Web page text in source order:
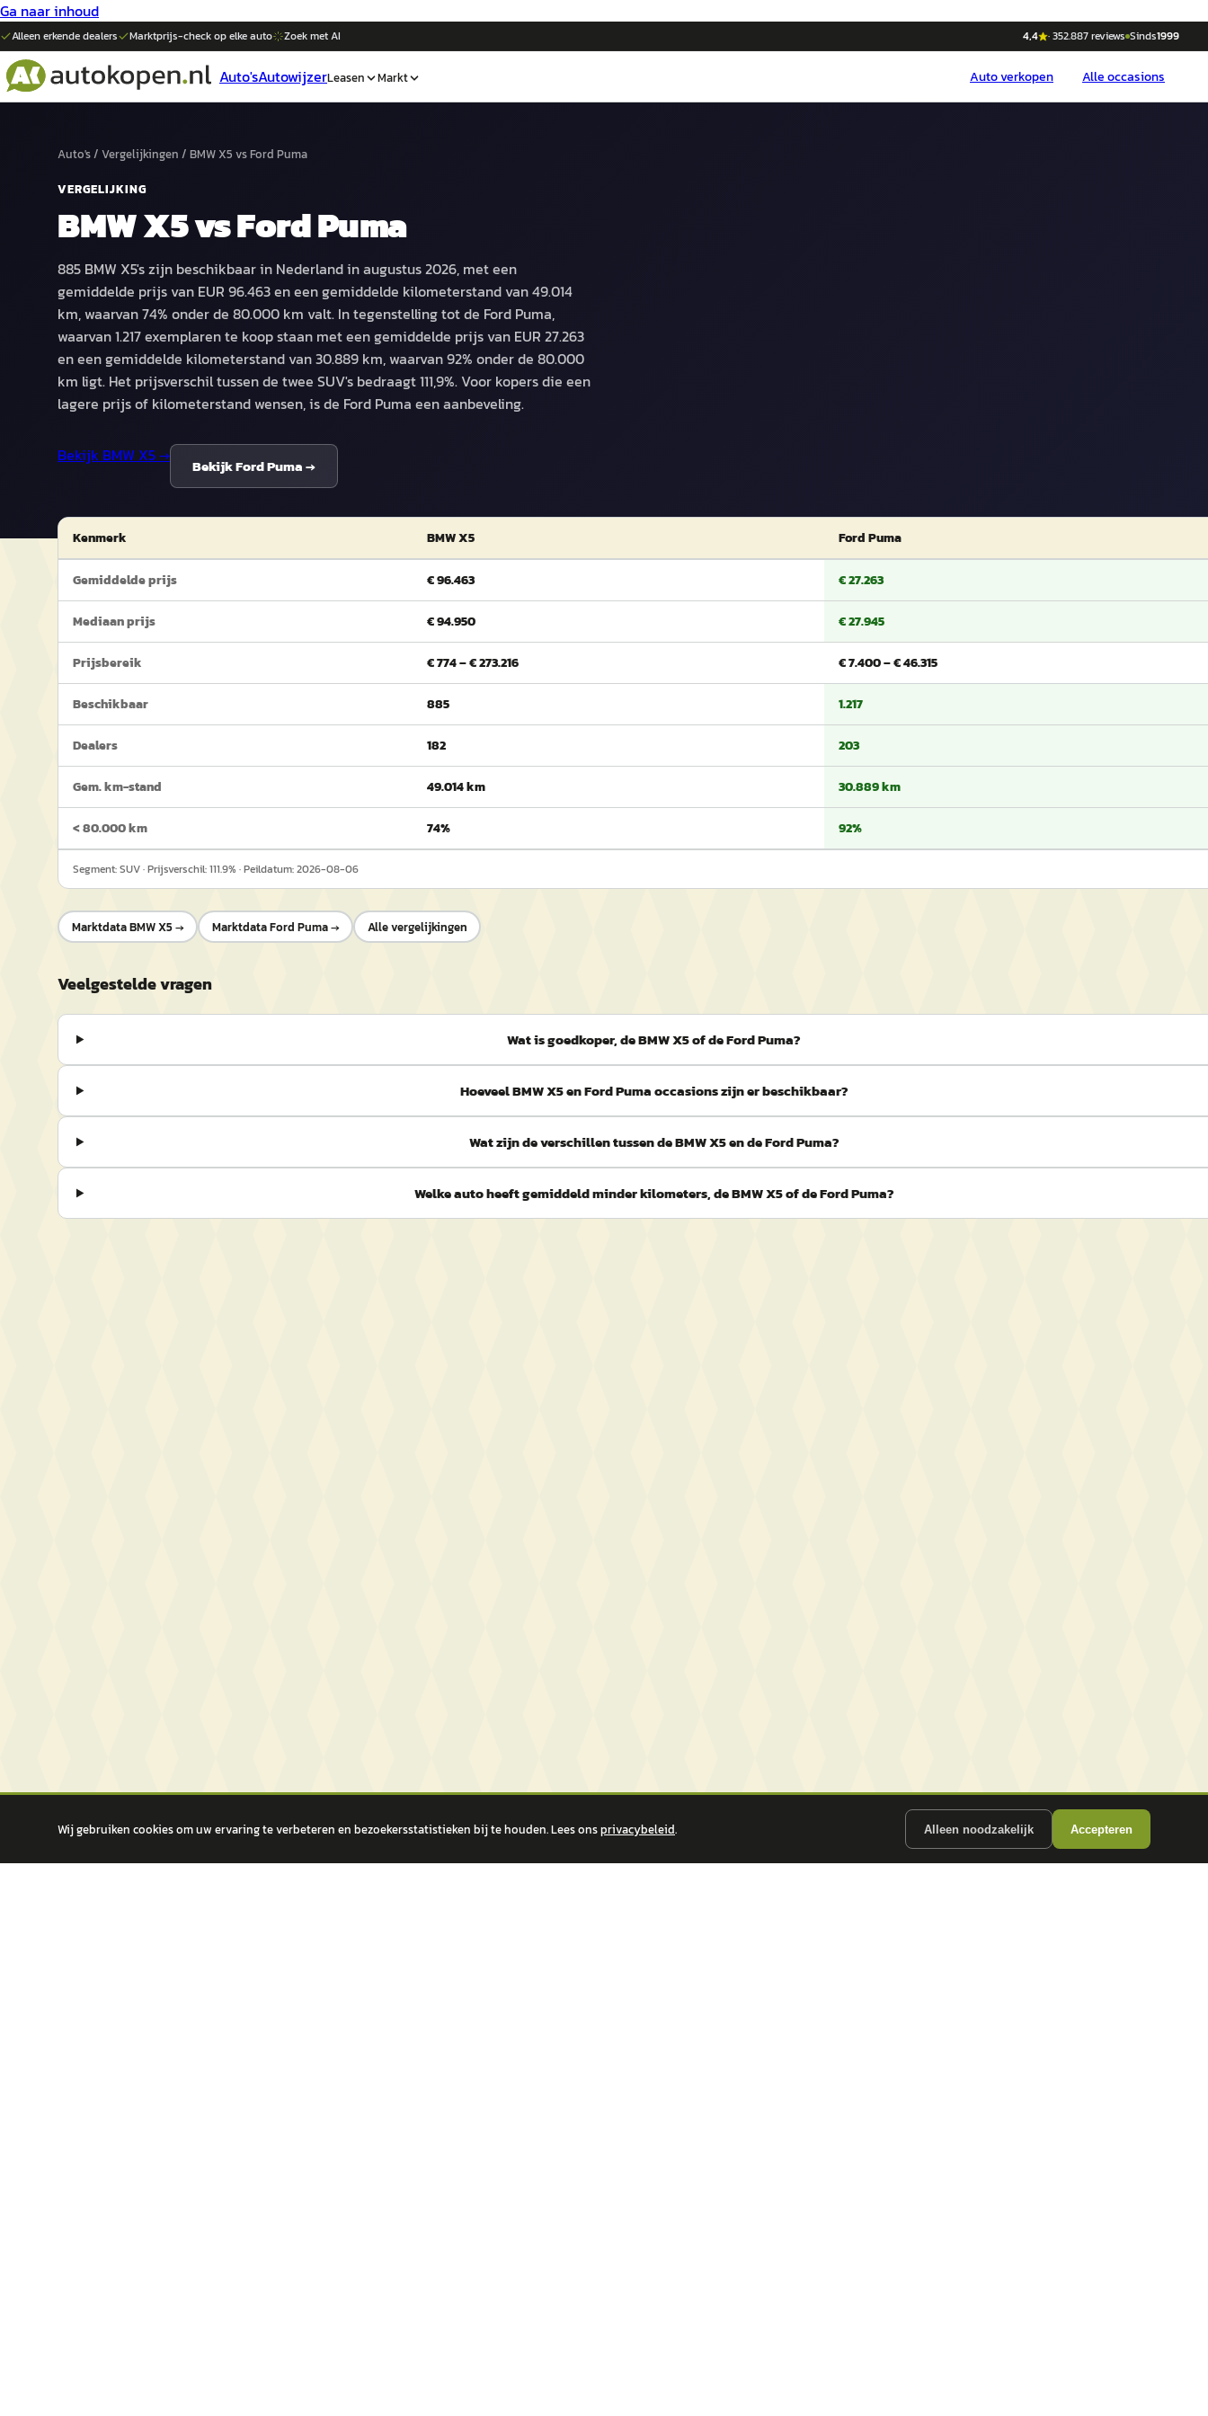
Ga naar inhoud
Alleen erkende dealers Marktprijs-check op elkeauto Zoek met AI 4,4 ·352.887reviews Sinds1999
Auto'sAutowijzerLeasen Markt Autoverkopen Alle occasions
Auto's/ Vergelijkingen / BMW X5 vsFord Puma
VERGELIJKING
BMW X5vsFord Puma
885 BMW X5's zijn beschikbaar in Nederland in augustus 2026, met een
gemiddelde prijs van EUR 96.463 en een gemiddelde kilometerstand van 49.014
km, waarvan 74% onder de 80.000 km valt. In tegenstelling tot de Ford Puma,
waarvan 1.217 exemplaren te koop staan met een gemiddelde prijs van EUR 27.263
en een gemiddelde kilometerstand van 30.889 km, waarvan 92% onder de 80.000
km ligt. Het prijsverschil tussen de twee SUV's bedraagt 111,9%. Voor kopers die een
lagere prijs of kilometerstand wensen, is de Ford Puma een aanbeveling.
Bekijk BMW X5→
BekijkFord Puma→
Kenmerk BMW X5 Ford Puma
Gemiddelde prijs € 96.463 € 27.263
Mediaan prijs € 94.950 € 27.945
Prijsbereik € 774 – € 273.216 € 7.400 – € 46.315
Beschikbaar 885 1.217
Dealers 182 203
Gem. km-stand 49.014 km 30.889 km
< 80.000 km 74% 92%
Segment:SUV· Prijsverschil:111.9% · Peildatum:2026-08-06
MarktdataBMW X5→ MarktdataFord Puma→ Alle vergelijkingen
Veelgestelde vragen
Wat is goedkoper, de BMW X5 of de Ford Puma?
Hoeveel BMW X5 en Ford Puma occasions zijn er beschikbaar?
Wat zijn de verschillen tussen de BMW X5 en de Ford Puma?
Welke auto heeft gemiddeld minder kilometers, de BMW X5 of de Ford Puma?
Wij gebruiken cookies om uw ervaring te verbeteren en bezoekersstatistieken bij te houden. Lees onsprivacybeleid. Alleen noodzakelijk Accepteren